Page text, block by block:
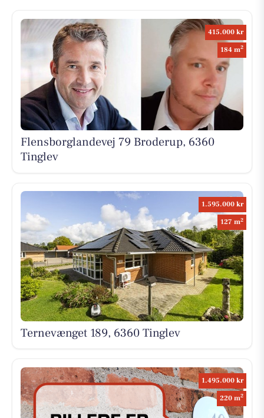
415.000 kr
184 m2
Flensborglandevej 79 Broderup, 6360
Tinglev
1.595.000 kr
127 m2
Ternevænget 189, 6360 Tinglev
1.495.000 kr
220 m2